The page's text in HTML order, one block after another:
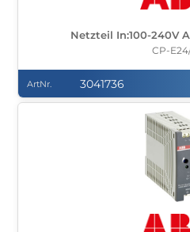
Netzteil In:100-240V
CP-
ArtNr. 3041736